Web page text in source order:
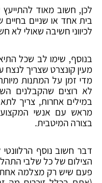
לכן, חשוב מאוד
בית אחד או שניים בחיים
לכיווני חשיבה שאולי
בנוסף, שימו לב שכל
מעין קונצרט שצריך לנצח
מדי זמן על המתנות
לא רוצים שהקבלנים
במילים אחרות, צריך
מראש עם אנשי
בצורה המיטבית.
דבר חשוב נוסף
הצילום של כל שלבי
פעם שיש רק מצלמה אחת